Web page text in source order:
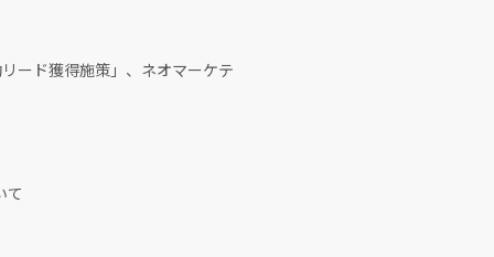
ード獲得施策」、ネオマーケテ
て